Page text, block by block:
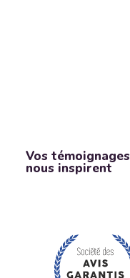
Vos témoignages
nous inspirent